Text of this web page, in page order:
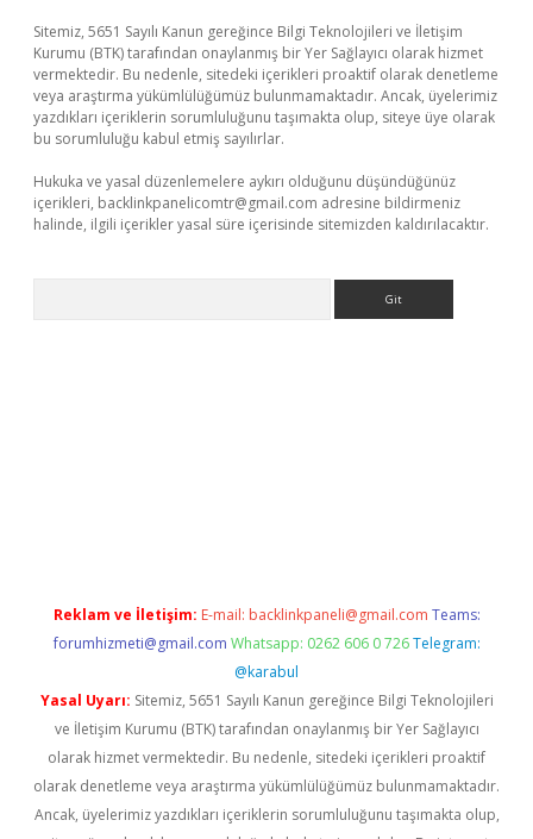
Sitemiz, 5651 Sayılı Kanun gereğince Bilgi Teknolojileri ve İletişim
Kurumu (BTK) tarafından onaylanmış bir Yer Sağlayıcı olarak hizmet
vermektedir. Bu nedenle, sitedeki içerikleri proaktif olarak denetleme
veya araştırma yükümlülüğümüz bulunmamaktadır. Ancak, üyelerimiz
yazdıkları içeriklerin sorumluluğunu taşımakta olup, siteye üye olarak
bu sorumluluğu kabul etmiş sayılırlar.
Hukuka ve yasal düzenlemelere aykırı olduğunu düşündüğünüz
içerikleri, backlinkpanelicomtr@gmail.com adresine bildirmeniz
halinde, ilgili içerikler yasal süre içerisinde sitemizden kaldırılacaktır.
Reklam ve İletişim: E-mail: backlinkpaneli@gmail.com Teams:
forumhizmeti@gmail.com Whatsapp: 0262 606 0 726 Telegram:
@karabul
Yasal Uyarı: Sitemiz, 5651 Sayılı Kanun gereğince Bilgi Teknolojileri
ve İletişim Kurumu (BTK) tarafından onaylanmış bir Yer Sağlayıcı
olarak hizmet vermektedir. Bu nedenle, sitedeki içerikleri proaktif
olarak denetleme veya araştırma yükümlülüğümüz bulunmamaktadır.
Ancak, üyelerimiz yazdıkları içeriklerin sorumluluğunu taşımakta olup,